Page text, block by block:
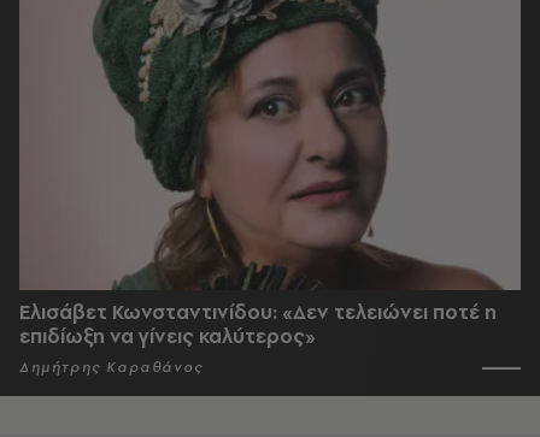
Ελισάβετ Κωνσταντινίδου: «Δεν τελειώνει ποτέ η
επιδίωξη να γίνεις καλύτερος»
Δημήτρης Καραθάνος